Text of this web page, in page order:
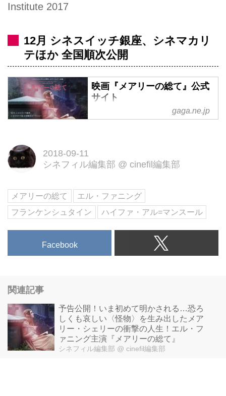
Institute 2017
12月 シネスイッチ銀座、シネマカリ
テほか 全国順次公開
映画『メアリーの総て』公式
サイト
「フランケンシュタイン」の著
誕生させるまでの哀しくも美しい
チ銀座、シネマカリテ 他全国順
次ロードショー
gaga.ne.jp
2018-09-11
シネフィル編集部 @ cinefil編集部
メアリーの総て
エル・ファニング
フランケンシュタイン
ハイファ・アル=マンスール
Facebook
関連記事
予告公開！いま初めて明かされる…恐ろ
しくも哀しい〈怪物〉を生み出したメア
リー・シェリーの衝撃の人生！エル・フ
ァニング主演『メアリーの総て』
シネフィル編集部 @ cinefil編集部